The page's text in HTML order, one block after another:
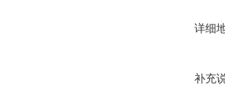
详细
补充